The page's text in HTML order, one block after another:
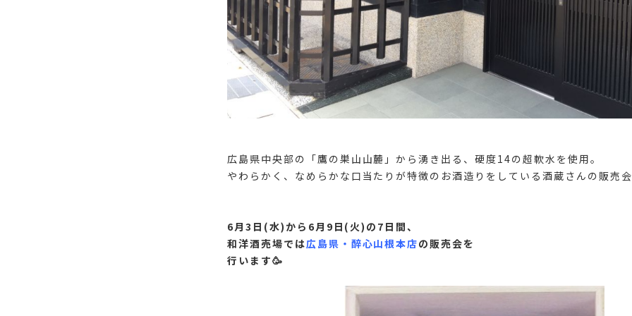
広島県中央部の「鷹の巣山山麓」から湧き出る、硬度14の超軟水を使用。
やわらかく、なめらかな口当たりが特徴のお酒造りをしている酒蔵さんの販売
6月3日(水)から6月9日(火)の7日間、
和洋酒売場では広島県・醉心山根本店の販売会を
行います🥳